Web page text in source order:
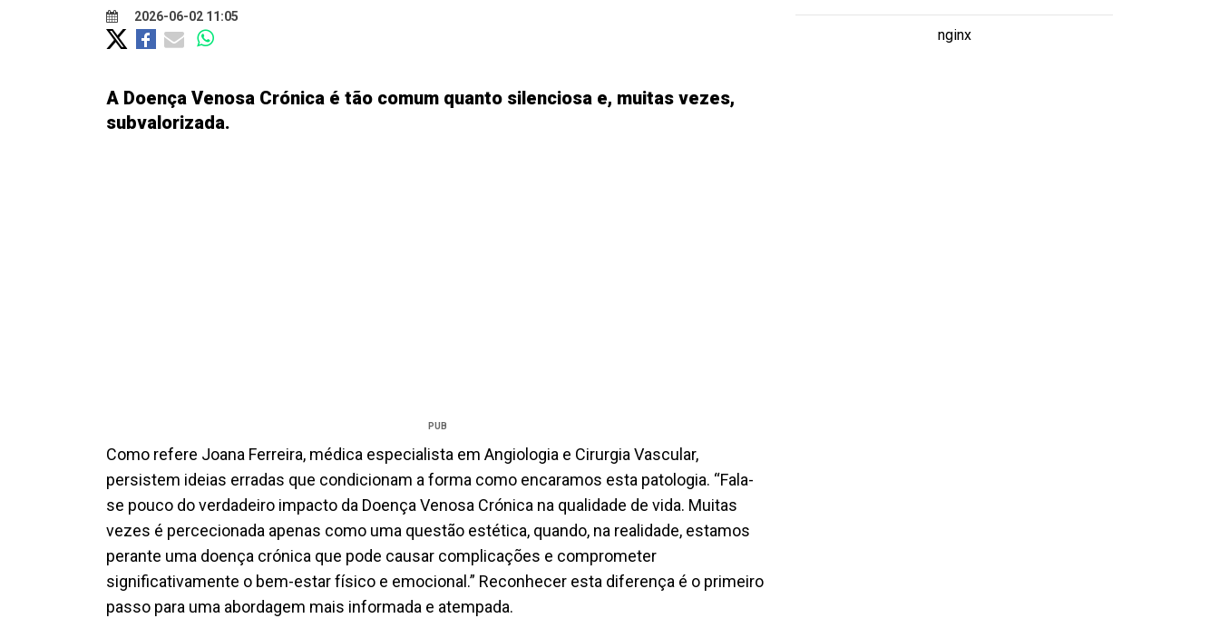
2026-06-02 11:05
A Doença Venosa Crónica é tão comum quanto silenciosa e, muitas vezes,
subvalorizada.
PUB
Como refere Joana Ferreira, médica especialista em Angiologia e Cirurgia Vascular,
persistem ideias erradas que condicionam a forma como encaramos esta patologia. “Fala-
se pouco do verdadeiro impacto da Doença Venosa Crónica na qualidade de vida. Muitas
vezes é percecionada apenas como uma questão estética, quando, na realidade, estamos
perante uma doença crónica que pode causar complicações e comprometer
significativamente o bem-estar físico e emocional.” Reconhecer esta diferença é o primeiro
passo para uma abordagem mais informada e atempada.
nginx